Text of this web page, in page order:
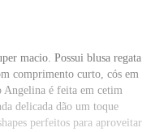
macio. Possui blusa regata
comprimento curto, cós em
Angelina é feita em cetim
delicada dão um toque
perfeitos para aproveitar